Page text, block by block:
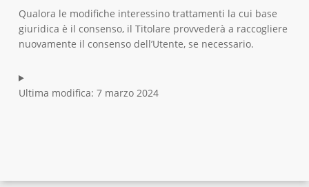
Qualora le modifiche interessino trattamenti la cui base
giuridica è il consenso, il Titolare provvederà a raccogliere
nuovamente il consenso dell’Utente, se necessario.
Ultima modifica: 7 marzo 2024